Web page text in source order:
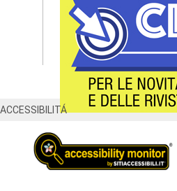
ACCESSIBILITÁ